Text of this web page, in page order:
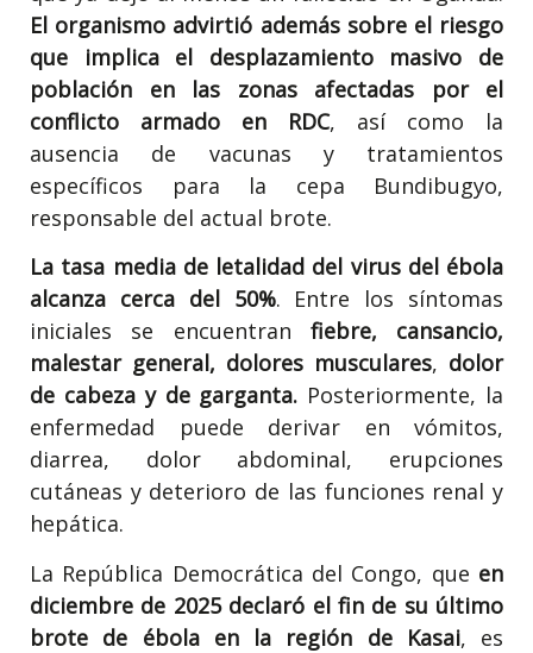
El organismo advirtió además sobre el riesgo
que implica el desplazamiento masivo de
población en las zonas afectadas por el
conflicto armado en RDC, así como la
ausencia de vacunas y tratamientos
específicos para la cepa Bundibugyo,
responsable del actual brote.
La tasa media de letalidad del virus del ébola
alcanza cerca del 50%. Entre los síntomas
iniciales se encuentran fiebre, cansancio,
malestar general, dolores musculares, dolor
de cabeza y de garganta. Posteriormente, la
enfermedad puede derivar en vómitos,
diarrea, dolor abdominal, erupciones
cutáneas y deterioro de las funciones renal y
hepática.
La República Democrática del Congo, que en
diciembre de 2025 declaró el fin de su último
brote de ébola en la región de Kasai, es